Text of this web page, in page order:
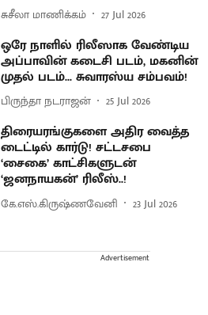
சுசீலா மாணிக்கம் 27 Jul 2026
ஒரே நாளில் ரிலீஸாக வேண்டிய
அப்பாவின் கடைசி படம், மகனின்
முதல் படம்... சுவாரஸ்ய சம்பவம்!
பிருந்தா நடராஜன் 25 Jul 2026
திரையரங்குகளை அதிர வைத்த
டைட்டில் கார்டு! சட்டசபை
‘சைகை’ காட்சிகளுடன்
‘ஜனநாயகன்’ ரிலீஸ்..!
கே.எஸ்.கிருஷ்ணவேனி 23 Jul 2026
Advertisement